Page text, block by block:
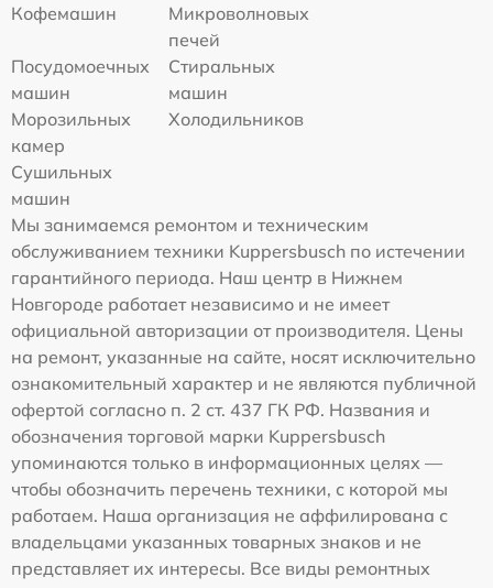
Кофемашин
Микроволновых
печей
Посудомоечных
машин
Стиральных
машин
Морозильных
камер
Холодильников
Сушильных
машин
Мы занимаемся ремонтом и техническим
обслуживанием техники Kuppersbusch по истечении
гарантийного периода. Наш центр в Нижнем
Новгороде работает независимо и не имеет
официальной авторизации от производителя. Цены
на ремонт, указанные на сайте, носят исключительно
ознакомительный характер и не являются публичной
офертой согласно п. 2 ст. 437 ГК РФ. Названия и
обозначения торговой марки Kuppersbusch
упоминаются только в информационных целях —
чтобы обозначить перечень техники, с которой мы
работаем. Наша организация не аффилирована с
владельцами указанных товарных знаков и не
представляет их интересы. Все виды ремонтных